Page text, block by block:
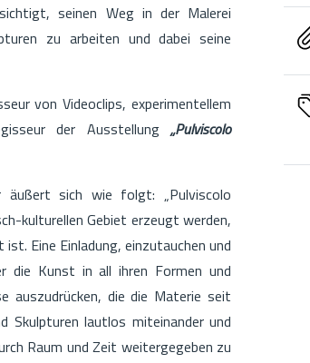
seinen Weg in der Malerei
zu arbeiten und dabei seine
von Videoclips, experimentellem
der Ausstellung „Pulviscolo
äußert sich wie folgt: „Pulviscolo
kulturellen Gebiet erzeugt werden,
Eine Einladung, einzutauchen und
die Kunst in all ihren Formen und
auszudrücken, die die Materie seit
Skulpturen lautlos miteinander und
Raum und Zeit weitergegeben zu